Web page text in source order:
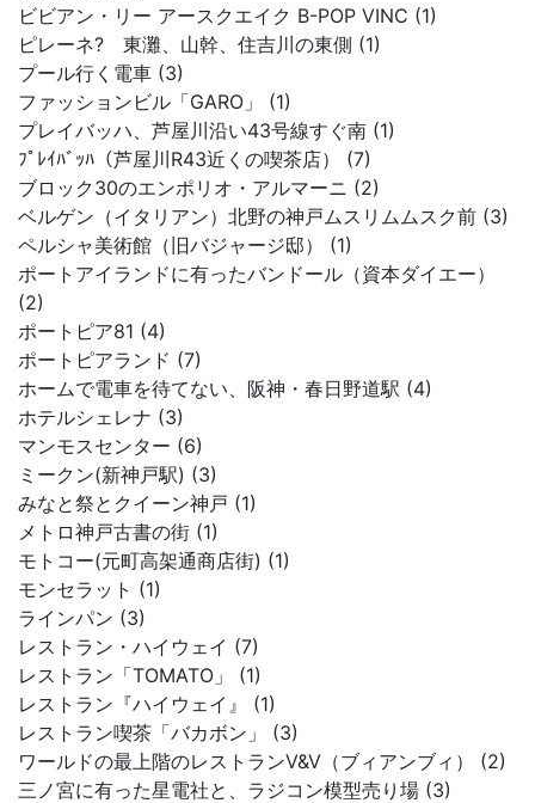
ビビアン・リー アースクエイク B-POP VINC (1)
ピレーネ? 東灘、山幹、住吉川の東側 (1)
プール行く電車 (3)
ファッションビル「GARO」 (1)
プレイバッハ、芦屋川沿い43号線すぐ南 (1)
ﾌﾟﾚｲﾊﾞｯﾊ（芦屋川R43近くの喫茶店） (7)
ブロック30のエンポリオ・アルマーニ (2)
ベルゲン（イタリアン）北野の神戸ムスリムムスク前 (3)
ペルシャ美術館（旧バジャージ邸） (1)
ポートアイランドに有ったバンドール（資本ダイエー）
(2)
ポートピア81 (4)
ポートピアランド (7)
ホームで電車を待てない、阪神・春日野道駅 (4)
ホテルシェレナ (3)
マンモスセンター (6)
ミークン(新神戸駅) (3)
みなと祭とクイーン神戸 (1)
メトロ神戸古書の街 (1)
モトコー(元町高架通商店街) (1)
モンセラット (1)
ラインパン (3)
レストラン・ハイウェイ (7)
レストラン「TOMATO」 (1)
レストラン『ハイウェイ』 (1)
レストラン喫茶「バカボン」 (3)
ワールドの最上階のレストランV&V（ブィアンブィ） (2)
三ノ宮に有った星電社と、ラジコン模型売り場 (3)